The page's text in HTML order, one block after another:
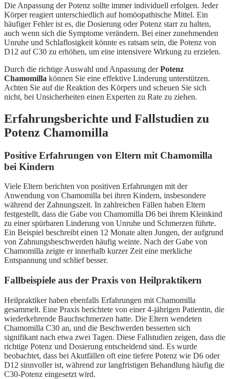
Die Anpassung der Potenz sollte immer individuell erfolgen. Jeder
Körper reagiert unterschiedlich auf homöopathische Mittel. Ein
häufiger Fehler ist es, die Dosierung oder Potenz starr zu halten,
auch wenn sich die Symptome verändern. Bei einer zunehmenden
Unruhe und Schlaflosigkeit könnte es ratsam sein, die Potenz von
D12 auf C30 zu erhöhen, um eine intensivere Wirkung zu erzielen.
Durch die richtige Auswahl und Anpassung derPotenz
Chamomilla können Sie eine effektive Linderung unterstützen.
Achten Sie auf die Reaktion des Körpers und scheuen Sie sich
nicht, bei Unsicherheiten einen Experten zu Rate zu ziehen.
Erfahrungsberichte und Fallstudien zu
Potenz Chamomilla
Positive Erfahrungen von Eltern mit Chamomilla
bei Kindern
Viele Eltern berichten von positiven Erfahrungen mit der
Anwendung von Chamomilla bei ihren Kindern, insbesondere
während der Zahnungszeit. In zahlreichen Fällen haben Eltern
festgestellt, dass die Gabe von Chamomilla D6 bei ihrem Kleinkind
zu einer spürbaren Linderung von Unruhe und Schmerzen führte.
Ein Beispiel beschreibt einen 12 Monate alten Jungen, der aufgrund
von Zahnungsbeschwerden häufig weinte. Nach der Gabe von
Chamomilla zeigte er innerhalb kurzer Zeit eine merkliche
Entspannung und schlief besser.
Fallbeispiele aus der Praxis von Heilpraktikern
Heilpraktiker haben ebenfalls Erfahrungen mit Chamomilla
gesammelt. Eine Praxis berichtete von einer 4-jährigen Patientin, die
wiederkehrende Bauchschmerzen hatte. Die Eltern wendeten
Chamomilla C30 an, und die Beschwerden besserten sich
signifikant nach etwa zwei Tagen. Diese Fallstudien zeigen, dass die
richtige Potenz und Dosierung entscheidend sind. Es wurde
beobachtet, dass bei Akutfällen oft eine tiefere Potenz wie D6 oder
D12 sinnvoller ist, während zur langfristigen Behandlung häufig die
C30-Potenz eingesetzt wird.